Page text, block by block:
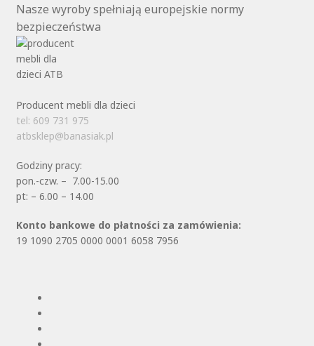
Nasze wyroby spełniają europejskie normy
bezpieczeństwa
Producent mebli dla dzieci
tel: 609 731 975
atbsklep@banasiak.pl
Godziny pracy:
pon.-czw. – 7.00-15.00
pt: – 6.00 – 14.00
Konto bankowe do płatności za zamówienia:
19 1090 2705 0000 0001 6058 7956